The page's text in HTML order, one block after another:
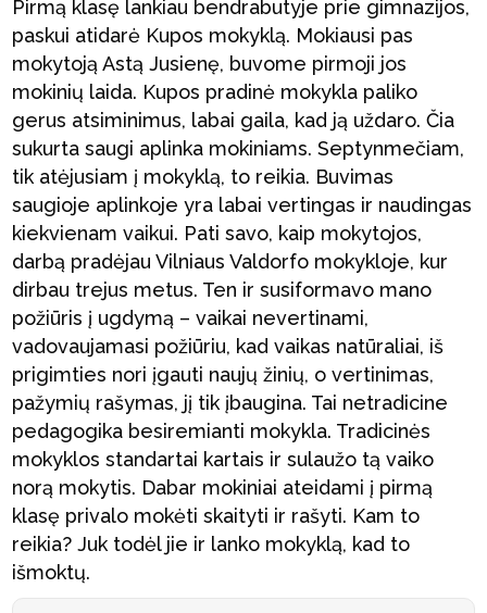
Pirmą klasę lankiau bendrabutyje prie gimnazijos,
paskui atidarė Kupos mokyklą. Mokiausi pas
mokytoją Astą Jusienę, buvome pirmoji jos
mokinių laida. Kupos pradinė mokykla paliko
gerus atsiminimus, labai gaila, kad ją uždaro. Čia
sukurta saugi aplinka mokiniams. Septynmečiam,
tik atėjusiam į mokyklą, to reikia. Buvimas
saugioje aplinkoje yra labai vertingas ir naudingas
kiekvienam vaikui. Pati savo, kaip mokytojos,
darbą pradėjau Vilniaus Valdorfo mokykloje, kur
dirbau trejus metus. Ten ir susiformavo mano
požiūris į ugdymą – vaikai nevertinami,
vadovaujamasi požiūriu, kad vaikas natūraliai, iš
prigimties nori įgauti naujų žinių, o vertinimas,
pažymių rašymas, jį tik įbaugina. Tai netradicine
pedagogika besiremianti mokykla. Tradicinės
mokyklos standartai kartais ir sulaužo tą vaiko
norą mokytis. Dabar mokiniai ateidami į pirmą
klasę privalo mokėti skaityti ir rašyti. Kam to
reikia? Juk todėl jie ir lanko mokyklą, kad to
išmoktų.